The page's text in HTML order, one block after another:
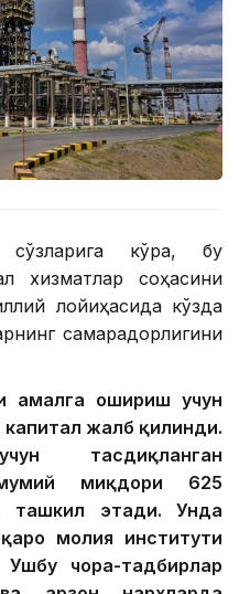
сўзларига кўра, бу
хизматлар соҳасини
лойиҳасида кўзда
самарадорлигини
амалга ошириш учун
капитал жалб қилинди.
тасдиқланган
миқдори 625
ташкил этади. Унда
молия институти
чора-тадбирлар